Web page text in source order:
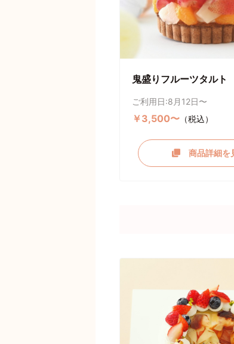
鬼盛りフルーツタルト
ご利用日:8月12日〜
￥3,500〜 （税込）
商品詳細を